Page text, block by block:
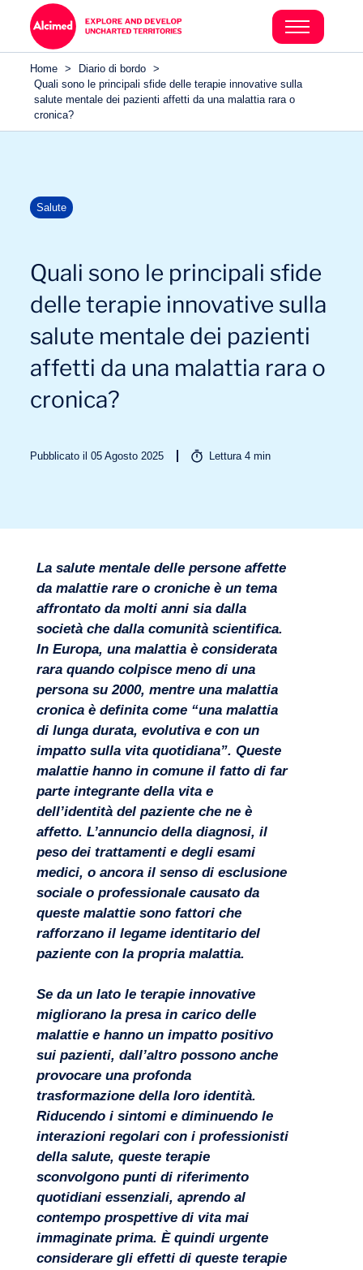
Home > Diario di bordo >
Quali sono le principali sfide delle terapie innovative sulla
salute mentale dei pazienti affetti da una malattia rara o
cronica?
Salute
Quali sono le principali sfide
delle terapie innovative sulla
salute mentale dei pazienti
affetti da una malattia rara o
cronica?
Pubblicato il 05 Agosto 2025 Lettura4 min
La salute mentale delle persone affette
da malattie rare o croniche è un tema
affrontato da molti anni sia dalla
società che dalla comunità scientifica.
In Europa, una malattia è considerata
rara quando colpisce meno di una
persona su 2000, mentre una malattia
cronica è definita come “una malattia
di lunga durata, evolutiva e con un
impatto sulla vita quotidiana”. Queste
malattie hanno in comune il fatto di far
parte integrante della vita e
dell’identità del paziente che ne è
affetto. L’annuncio della diagnosi, il
peso dei trattamenti e degli esami
medici, o ancora il senso di esclusione
sociale o professionale causato da
queste malattie sono fattori che
rafforzano il legame identitario del
paziente con la propria malattia.
Se da un lato le terapie innovative
migliorano la presa in carico delle
malattie e hanno un impatto positivo
sui pazienti, dall’altro possono anche
provocare una profonda
trasformazione della loro identità.
Riducendo i sintomi e diminuendo le
interazioni regolari con i professionisti
della salute, queste terapie
sconvolgono punti di riferimento
quotidiani essenziali, aprendo al
contempo prospettive di vita mai
immaginate prima. È quindi urgente
considerare gli effetti di queste terapie